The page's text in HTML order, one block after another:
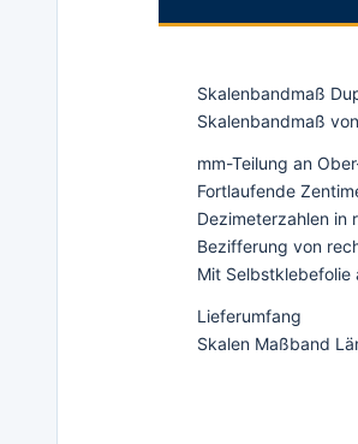
Skalenbandmaß
Skalenbandmaß
mm-Teilung an
Fortlaufende
Dezimeterzahlen in
Bezifferung von
Mit Selbstklebefolie
Lieferumfang
Skalen Maßband